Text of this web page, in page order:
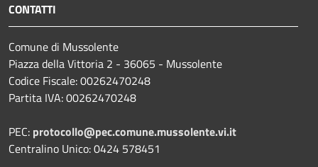
CONTATTI
Comune di Mussolente
Piazza della Vittoria 2 - 36065 - Mussolente
Codice Fiscale: 00262470248
Partita IVA: 00262470248
PEC: protocollo@pec.comune.mussolente.vi.it
Centralino Unico: 0424 578451